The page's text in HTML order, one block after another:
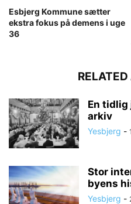
Esbjerg Kommune sætter
ekstra fokus på demens i uge
36
En
arkiv
Yesbjerg -
Stor
byens
Yesbjerg -